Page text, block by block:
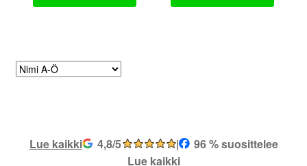
Lue kaikki 4,8/5 |
96 % suosittelee
Lue kaikki